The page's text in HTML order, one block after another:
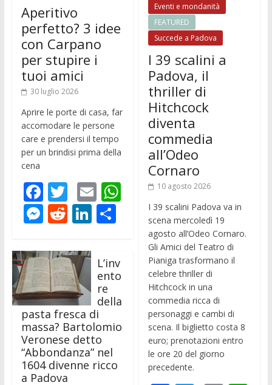
Aperitivo
perfetto? 3 idee
con Carpano
per stupire i
tuoi amici
30 luglio 2026
Aprire le porte di casa, far
accomodare le persone
care e prendersi il tempo
per un brindisi prima della
cena
F
ac
e
b
o
o
k
T
w
itt
er
E
m
ai
W
A
p
M
ss
e
n
g
er
R
d
di
t
Li
k
e
dI
n
C
di
di
L’inv
ento
re
della
pasta fresca di
massa? Bartolomio
Veronese detto
“Abbondanza” nel
1604 divenne ricco
a Padova
Eventi e mondanità
FEATURED
Succede a Padova
I 39 scalini a
Padova, il
thriller di
Hitchcock
diventa
commedia
all’Odeo
Cornaro
10 agosto 2026
I 39 scalini Padova va in
scena mercoledì 19
agosto all’Odeo Cornaro.
Gli Amici del Teatro di
Pianiga trasformano il
celebre thriller di
Hitchcock in una
commedia ricca di
personaggi e cambi di
scena. Il biglietto costa 8
euro; prenotazioni entro
le ore 20 del giorno
precedente.